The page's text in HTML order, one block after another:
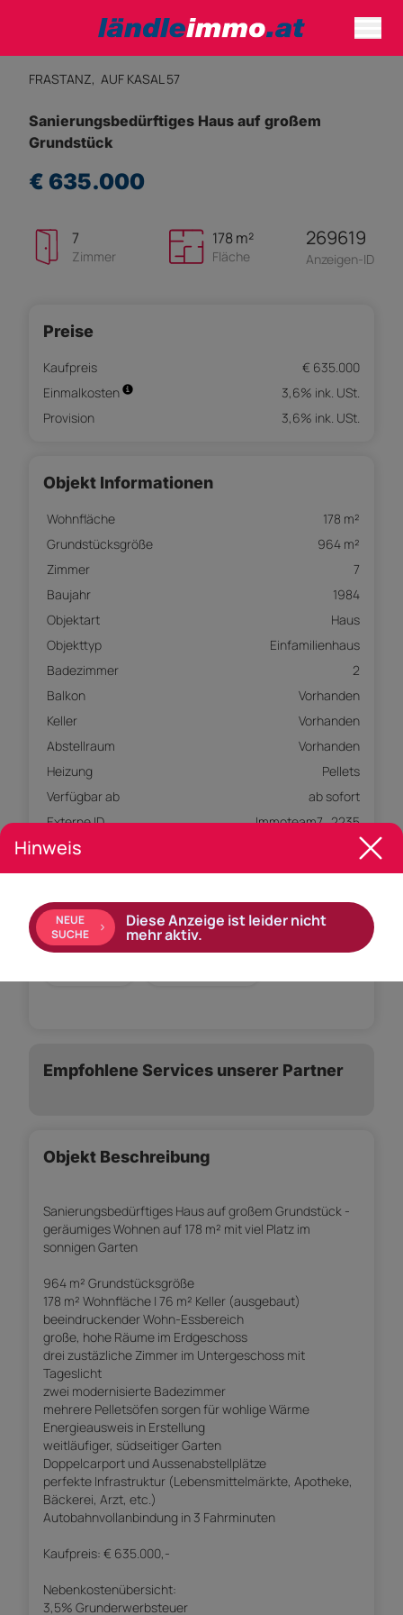
FRASTANZ, AUF KASAL 57
Sanierungsbedürftiges Haus auf großem
Grundstück
€ 635.000
7
Zimmer
178 m²
Fläche
269619
Anzeigen-ID
Preise
Kaufpreis
€ 635.000
Einmalkosten
3,6% ink. USt.
Provision
3,6% ink. USt.
Objekt Informationen
Wohnfläche
178 m²
Grundstücksgröße
964 m²
Zimmer
7
Baujahr
1984
Objektart
Haus
Objekttyp
Einfamilienhaus
Badezimmer
2
Balkon
Vorhanden
Keller
Vorhanden
Abstellraum
Vorhanden
Heizung
Pellets
Verfügbar ab
ab sofort
Externe ID
Immoteam7_2235
Einbauküche
Bad mit: Badewanne, Dusche, Fenster
Empfohlene Services unserer Partner
Objekt Beschreibung
Sanierungsbedürftiges Haus auf großem Grundstück -
geräumiges Wohnen auf 178 m² mit viel Platz im
sonnigen Garten
964 m² Grundstücksgröße
178 m² Wohnfläche | 76 m² Keller (ausgebaut)
beeindruckender Wohn-Essbereich
große, hohe Räume im Erdgeschoss
drei zustäzliche Zimmer im Untergeschoss mit
Tageslicht
zwei modernisierte Badezimmer
mehrere Pelletsöfen sorgen für wohlige Wärme
Energieausweis in Erstellung
weitläufiger, südseitiger Garten
Doppelcarport und Aussenabstellplätze
perfekte Infrastruktur (Lebensmittelmärkte, Apotheke,
Bäckerei, Arzt, etc.)
Autobahnvollanbindung in 3 Fahrminuten
Kaufpreis: € 635.000,-
Nebenkostenübersicht:
3,5% Grunderwerbsteuer
Hinweis
NEUE
SUCHE
Diese Anzeige ist leider nicht
mehr aktiv.